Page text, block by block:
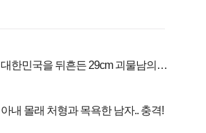
대한민국을 뒤흔든 29cm 괴물남의
아내 몰래 처형과 목욕한 남자.. 충격!